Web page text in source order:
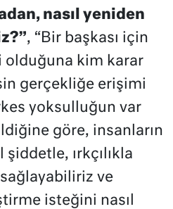
nasıl yeniden
, “Bir başkası için
olduğuna kim karar
gerçekliğe erişimi
yoksulluğun var
göre, insanların
ırkçılıkla
ve
isteğini nasıl